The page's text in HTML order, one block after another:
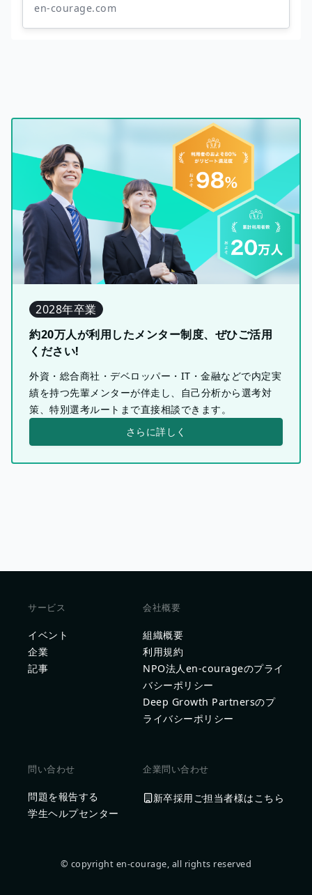
en-courage.com
2028年卒業
約20万人が利用したメンター制度、ぜひご活用
ください!
外資・総合商社・デベロッパー・IT・金融などで内定実
績を持つ先輩メンターが伴走し、自己分析から選考対
策、特別選考ルートまで直接相談できます。
さらに詳しく
サービス
イベント
企業
記事
会社概要
組織概要
利用規約
NPO法人en-courageのプライ
バシーポリシー
Deep Growth Partnersのプ
ライバシーポリシー
問い合わせ
問題を報告する
学生ヘルプセンター
企業問い合わせ
新卒採用ご担当者様はこちら
© copyright en-courage, all rights reserved